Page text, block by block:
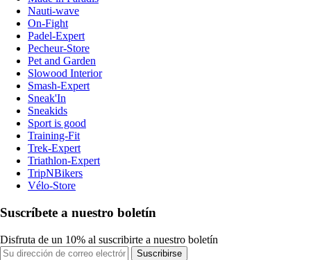
Nauti-wave
On-Fight
Padel-Expert
Pecheur-Store
Pet and Garden
Slowood Interior
Smash-Expert
Sneak'In
Sneakids
Sport is good
Training-Fit
Trek-Expert
Triathlon-Expert
TripNBikers
Vélo-Store
Suscríbete a nuestro boletín
Disfruta de un 10% al suscribirte a nuestro boletín
Suscribirse